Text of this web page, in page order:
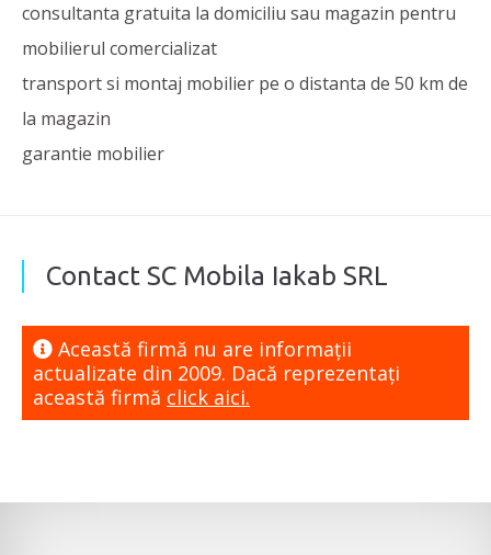
consultanta gratuita la domiciliu sau magazin pentru
mobilierul comercializat
transport si montaj mobilier pe o distanta de 50 km de
la magazin
garantie mobilier
Contact SC Mobila Iakab SRL
Această firmă nu are informaţii
actualizate din 2009. Dacă reprezentaţi
această firmă click aici.